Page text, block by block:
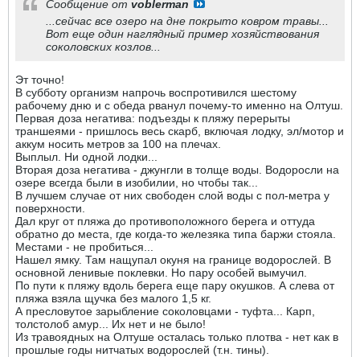
Сообщение от voblerman
...сейчас все озеро на дне покрыто ковром травы...
Вот еще один наглядный пример хозяйствования
соколовских козлов...
Эт точно!
В субботу организм напрочь воспротивился шестому
рабочему дню и с обеда рванул почему-то именно на Олтуш.
Первая доза негатива: подъезды к пляжу перерыты
траншеями - пришлось весь скарб, включая лодку, эл/мотор и
аккум носить метров за 100 на плечах.
Выплыл. Ни одной лодки...
Вторая доза негатива - джунгли в толще воды. Водоросли на
озере всегда были в изобилии, но чтобы так...
В лучшем случае от них свободен слой воды с пол-метра у
поверхности.
Дал круг от пляжа до противоположного берега и оттуда
обратно до места, где когда-то железяка типа баржи стояла.
Местами - не пробиться...
Нашел ямку. Там нащупал окуня на границе водорослей. В
основной ленивые поклевки. Но пару особей вымучил.
По пути к пляжу вдоль берега еще пару окушков. А слева от
пляжа взяла щучка без малого 1,5 кг.
А пресловутое зарыбление соколовцами - туфта... Карп,
толстолоб амур... Их нет и не было!
Из травоядных на Олтуше осталась только плотва - нет как в
прошлые годы нитчатых водорослей (т.н. тины).